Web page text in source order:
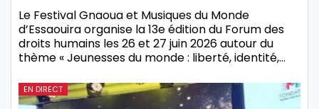
Le Festival Gnaoua et Musiques du Monde
d’Essaouira organise la 13e édition du Forum des
droits humains les 26 et 27 juin 2026 autour du
thème « Jeunesses du monde : liberté, identité,…
EN DIRECT